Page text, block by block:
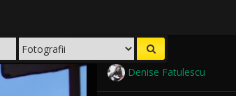
Denise Fatulescu